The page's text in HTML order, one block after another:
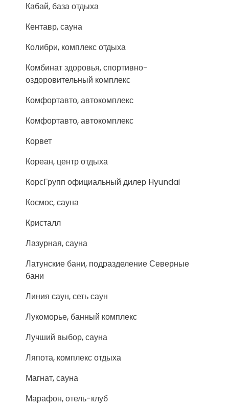
Кабай, база отдыха
Кентавр, сауна
Колибри, комплекс отдыха
Комбинат здоровья, спортивно-
оздоровительный комплекс
Комфортавто, автокомплекс
Комфортавто, автокомплекс
Корвет
Кореан, центр отдыха
КорсГрупп официальный дилер Hyundai
Космос, сауна
Кристалл
Лазурная, сауна
Латунские бани, подразделение Северные
бани
Линия саун, сеть саун
Лукоморье, банный комплекс
Лучший выбор, сауна
Ляпота, комплекс отдыха
Магнат, сауна
Марафон, отель-клуб